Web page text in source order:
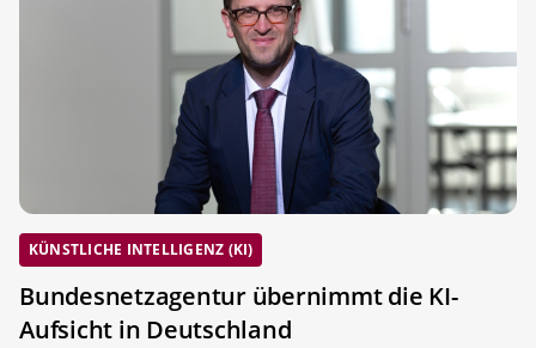
KÜNSTLICHE INTELLIGENZ (KI)
Bundesnetzagentur übernimmt die KI-
Aufsicht in Deutschland